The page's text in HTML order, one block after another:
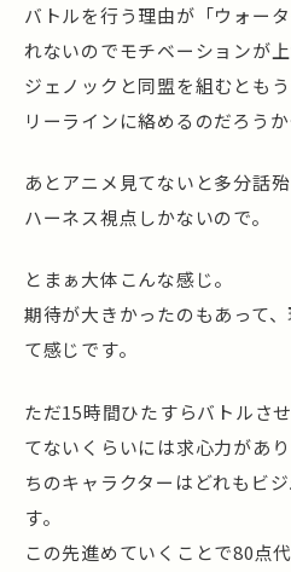
バトルを行う理由が「ウォー
れないのでモチベーションが上
ジェノックと同盟を組むとも
リーラインに絡めるのだろうか
あとアニメ見てないと多分話
ハーネス視点しかないので。
とまぁ大体こんな感じ。
期待が大きかったのもあって
て感じです。
ただ15時間ひたすらバトルさ
てないくらいには求心力があ
ちのキャラクターはどれもビ
す。
この先進めていくことで80点